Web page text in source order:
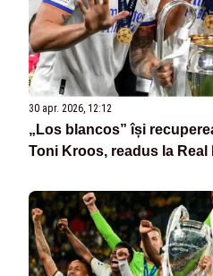
30 apr. 2026, 12:12
„Los blancos” își
Toni Kroos, readus la